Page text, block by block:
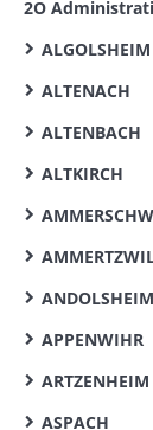
2O
ALGOLSHEIM
ALTENACH
ALTENBACH
ALTKIRCH
ANDOLSHEIM
APPENWIHR
ARTZENHEIM
ASPACH